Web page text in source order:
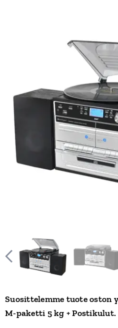
Suosittelemme tuote oston
M-paketti 5 kg + Postikulut.